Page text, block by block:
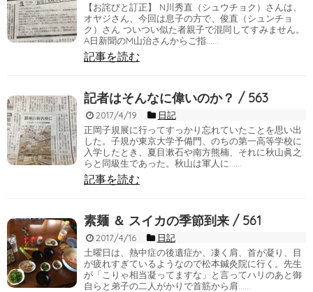
【お詫びと訂正】 N川秀直（シュウチョク）さんは、
オヤジさん、今回は息子の方で、俊直（シュンチョ
ク）さん ついつい似た者親子で混同してすみません。
A日新聞のM山治さんからご指……
記事を読む
記者はそんなに偉いのか？ / 563
2017/4/19
日記
正岡子規展に行ってすっかり忘れていたことを思い出
した。子規が東京大学予備門、のちの第一高等学校に
入学したとき、夏目漱石や南方熊楠、それに秋山眞之
らと同級生であった。秋山は軍人に……
記事を読む
素麺 ＆ スイカの季節到来 / 561
2017/4/16
日記
土曜日は、熱中症の後遺症か、凄く肩、首が凝り、目
が疲れすぎているようなので松本鍼灸院に行く。先生
が「こりゃ相当凝ってますな」と言ってハリのあと御
自らと弟子の二人がかりで首筋から肩……